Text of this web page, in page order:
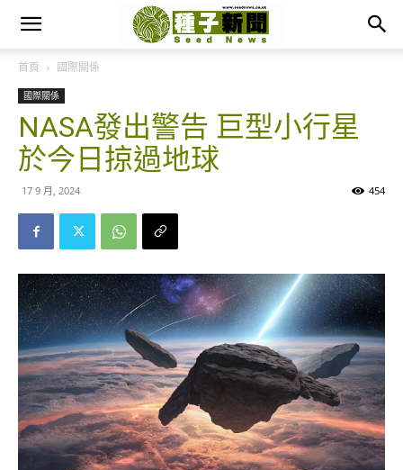
首頁 國際關係
國際關係
NASA發出警告 巨型小行星
於今日掠過地球
17 9 月, 2024 454